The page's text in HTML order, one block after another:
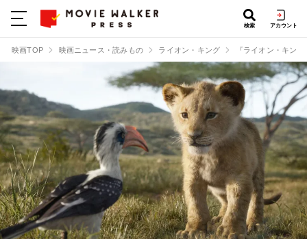
検索 アカウント
映画TOP 映画ニュース・読みもの ライオン・キング 『ライオン・キン